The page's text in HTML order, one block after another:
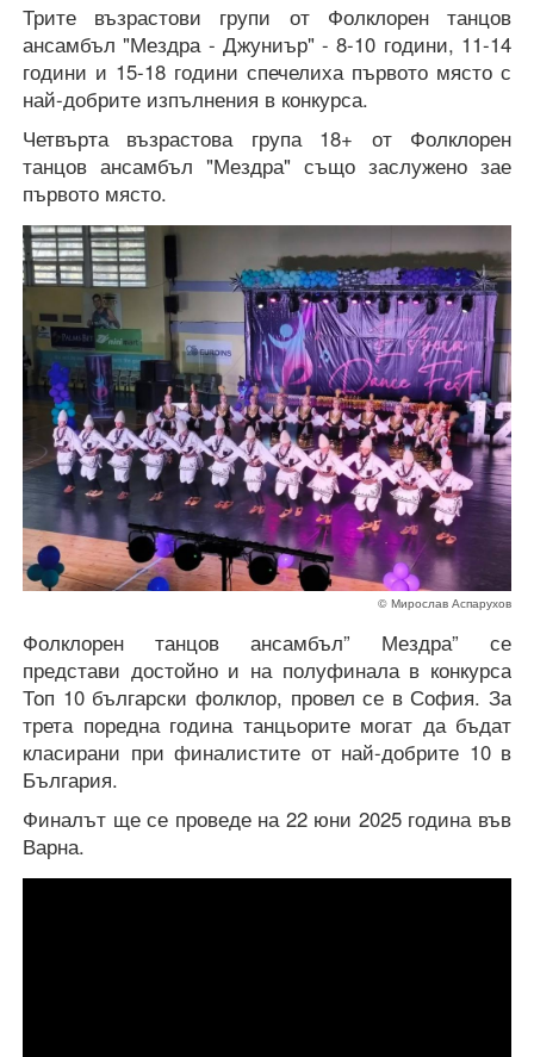
Трите възрастови групи от Фолклорен танцов
ансамбъл "Мездра - Джуниър" - 8-10 години, 11-14
години и 15-18 години спечелиха първото място с
най-добрите изпълнения в конкурса.
Четвърта възрастова група 18+ от Фолклорен
танцов ансамбъл "Мездра" също заслужено зае
първото място.
© Мирослав Аспарухов
Фолклорен танцов ансамбъл” Мездра” се
представи достойно и на полуфинала в конкурса
Топ 10 български фолклор, провел се в София. За
трета поредна година танцьорите могат да бъдат
класирани при финалистите от най-добрите 10 в
България.
Финалът ще се проведе на 22 юни 2025 година във
Варна.